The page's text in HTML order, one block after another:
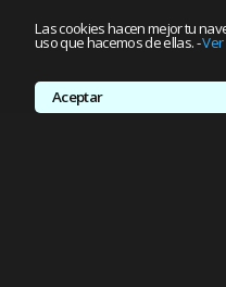
Las cookies hacen mejor tu
uso que hacemos de ellas.-
Aceptar